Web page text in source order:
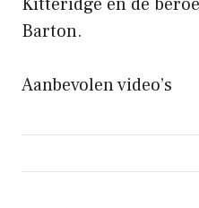
Barton.
Aanbevolen video’s